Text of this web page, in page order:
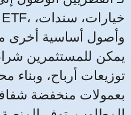
وأصول أساسية أخرى
يمكن للمستثمرين
توزيعات أرباح، وبناء
بعمولات منخفضة